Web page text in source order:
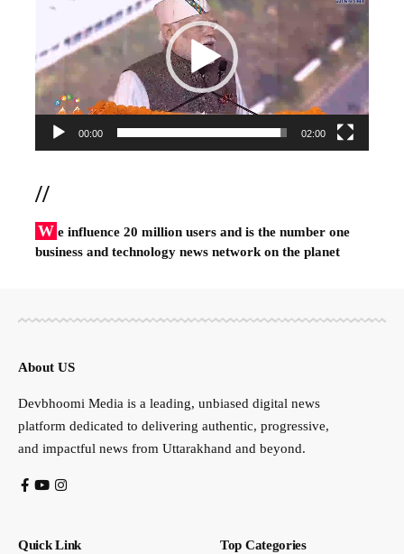
00:00 02:00
//
W e influence 20 million users and is the number one
business and technology news network on the planet
About US
Devbhoomi Media is a leading, unbiased digital news
platform dedicated to delivering authentic, progressive,
and impactful news from Uttarakhand and beyond.
Quick Link Top Categories